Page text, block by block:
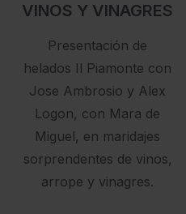
VINOS Y VINAGRES
Presentación de
helados Il Piamonte con
Jose Ambrosio y Alex
Logon, con Mara de
Miguel, en maridajes
sorprendentes de vinos,
arrope y vinagres.